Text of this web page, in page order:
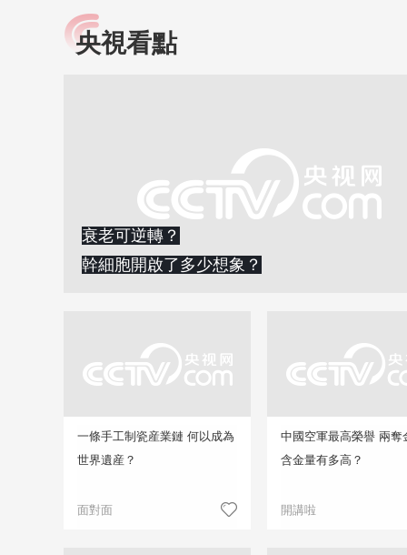
小央視頻
知識！
央視看點
衰老可逆轉？
幹細胞開啟了多少想象？
一條手工制瓷産業鏈 何以成為
世界遺産？
面對面
中國空軍最高榮譽 兩奪
含金量有多高？
開講啦